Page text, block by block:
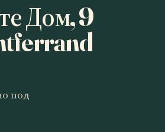
Дом, 9
под